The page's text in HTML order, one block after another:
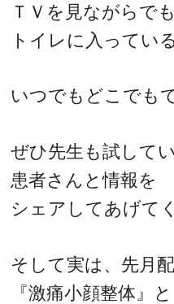
ＴＶを見ながらでも
トイレに入ってい
いつでもどこでも
ぜひ先生も試して
患者さんと情報を
シェアしてあげて
そして実は、先月
『激痛小顔整体』と